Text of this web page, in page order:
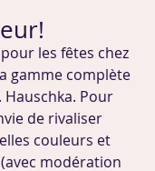
les fêtes chez
gamme complète
Pour
de rivaliser
couleurs et
modération